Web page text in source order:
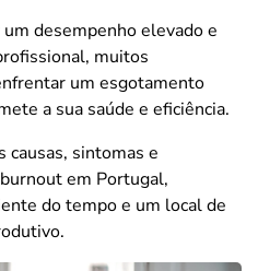
desempenho elevado e
muitos
um esgotamento
a sua saúde e eficiência.
causas, sintomas e
em Portugal,
do tempo e um local de